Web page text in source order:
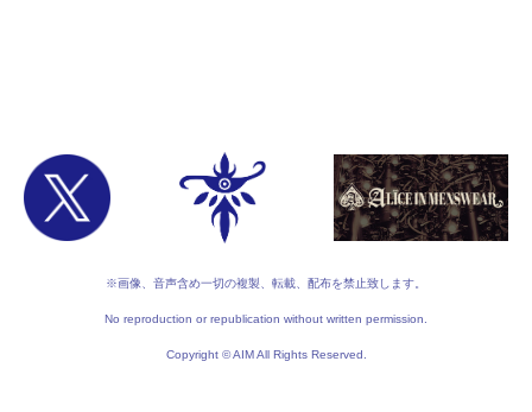
※画像、音声含め一切の複製、転載、配布を禁止致します。
No reproduction or republication without written permission.
Copyright © AIM All Rights Reserved.